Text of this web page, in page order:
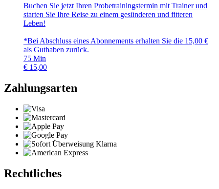
Buchen Sie jetzt Ihren Probetrainingstermin mit Trainer und
starten Sie Ihre Reise zu einem gesünderen und fitteren
Leben!
*Bei Abschluss eines Abonnements erhalten Sie die 15,00 €
als Guthaben zurück.
75 Min
€ 15,00
Zahlungsarten
Rechtliches